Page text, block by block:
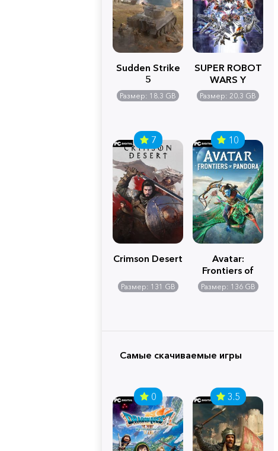
Sudden Strike
5
Размер: 18.3 GB
SUPER ROBOT
WARS Y
Размер: 20.3 GB
7
Crimson Desert
Размер: 131 GB
10
Avatar:
Frontiers of
Pandora
Размер: 136 GB
Самые скачиваемые игры
0 3.5